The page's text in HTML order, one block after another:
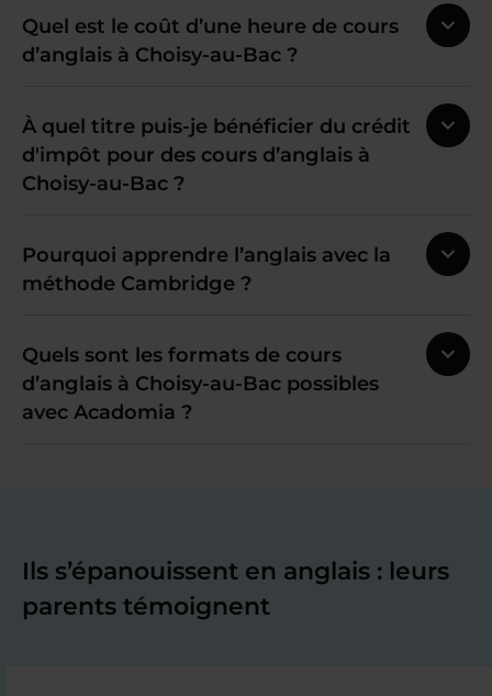
Quel est le coût d’une heure de cours
d’anglais à Choisy-au-Bac ?
À quel titre puis-je bénéficier du crédit
d'impôt pour des cours d’anglais à
Choisy-au-Bac ?
Pourquoi apprendre l’anglais avec la
méthode Cambridge ?
Quels sont les formats de cours
d’anglais à Choisy-au-Bac possibles
avec Acadomia ?
Ils s’épanouissent en anglais : leurs
parents témoignent